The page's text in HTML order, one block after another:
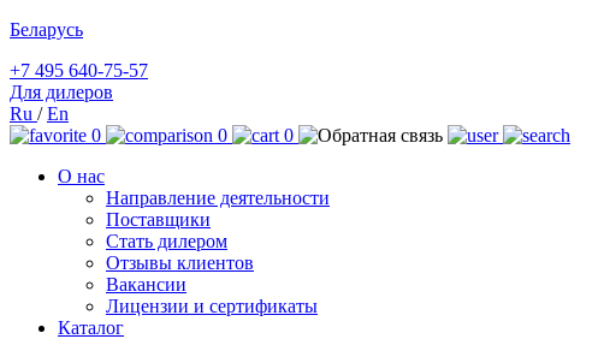
Беларусь
+7 495 640-75-57
Для дилеров
Ru /En
0
0
0
О нас
Направление деятельности
Поставщики
Стать дилером
Отзывы клиентов
Вакансии
Лицензии и сертификаты
Каталог